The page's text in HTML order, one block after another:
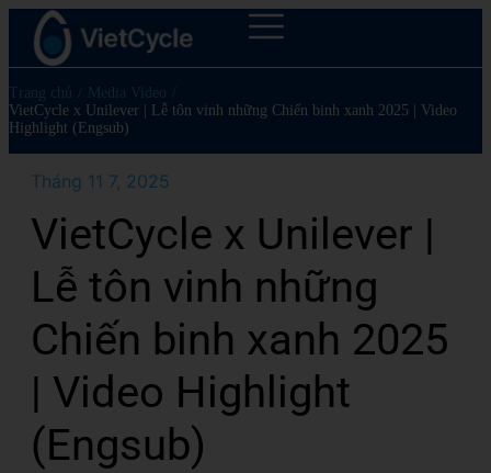
Trang chủ Media Video
VietCycle x Unilever | Lễ tôn vinh những Chiến binh xanh 2025 | Video
Highlight (Engsub)
Tháng 11 7, 2025
VietCycle x Unilever |
Lễ tôn vinh những
Chiến binh xanh 2025
| Video Highlight
(Engsub)